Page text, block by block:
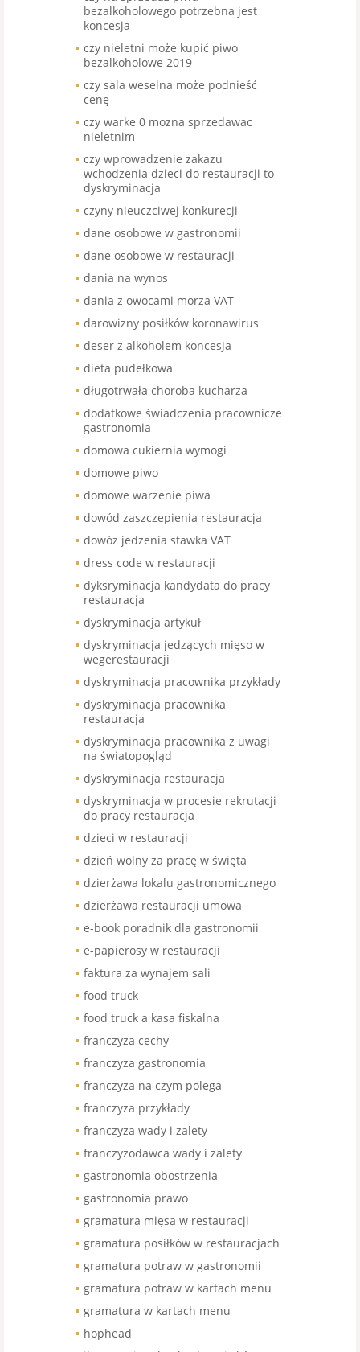
bezalkoholowego potrzebna jest
koncesja
czy nieletni może kupić piwo
bezalkoholowe 2019
czy sala weselna może podnieść
cenę
czy warke 0 mozna sprzedawac
nieletnim
czy wprowadzenie zakazu
wchodzenia dzieci do restauracji to
dyskryminacja
czyny nieuczciwej konkurecji
dane osobowe w gastronomii
dane osobowe w restauracji
dania na wynos
dania z owocami morza VAT
darowizny posiłków koronawirus
deser z alkoholem koncesja
dieta pudełkowa
długotrwała choroba kucharza
dodatkowe świadczenia pracownicze
gastronomia
domowa cukiernia wymogi
domowe piwo
domowe warzenie piwa
dowód zaszczepienia restauracja
dowóz jedzenia stawka VAT
dress code w restauracji
dyksryminacja kandydata do pracy
restauracja
dyskryminacja artykuł
dyskryminacja jedzących mięso w
wegerestauracji
dyskryminacja pracownika przykłady
dyskryminacja pracownika
restauracja
dyskryminacja pracownika z uwagi
na światopogląd
dyskryminacja restauracja
dyskryminacja w procesie rekrutacji
do pracy restauracja
dzieci w restauracji
dzień wolny za pracę w święta
dzierżawa lokalu gastronomicznego
dzierżawa restauracji umowa
e-book poradnik dla gastronomii
e-papierosy w restauracji
faktura za wynajem sali
food truck
food truck a kasa fiskalna
franczyza cechy
franczyza gastronomia
franczyza na czym polega
franczyza przykłady
franczyza wady i zalety
franczyzodawca wady i zalety
gastronomia obostrzenia
gastronomia prawo
gramatura mięsa w restauracji
gramatura posiłków w restauracjach
gramatura potraw w gastronomii
gramatura potraw w kartach menu
gramatura w kartach menu
hophead